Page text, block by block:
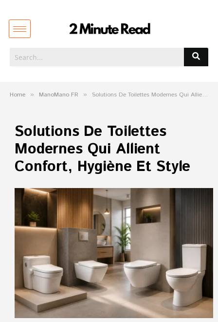
Home » ManoMano FR » Solutions De Toilettes Modernes Qui Allient Confort, Hygiène Et Style
Solutions De Toilettes
Modernes Qui Allient
Confort, Hygiène Et Style